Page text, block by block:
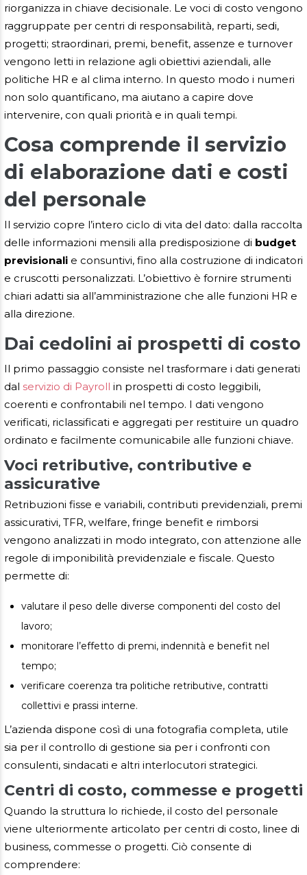
riorganizza in chiave decisionale. Le voci di costo vengono
raggruppate per centri di responsabilità, reparti, sedi,
progetti; straordinari, premi, benefit, assenze e turnover
vengono letti in relazione agli obiettivi aziendali, alle
politiche HR e al clima interno. In questo modo i numeri
non solo quantificano, ma aiutano a capire dove
intervenire, con quali priorità e in quali tempi.
Cosa comprende il servizio
di elaborazione dati e costi
del personale
Il servizio copre l’intero ciclo di vita del dato: dalla raccolta
delle informazioni mensili alla predisposizione di budget
previsionali e consuntivi, fino alla costruzione di indicatori
e cruscotti personalizzati. L’obiettivo è fornire strumenti
chiari adatti sia all’amministrazione che alle funzioni HR e
alla direzione.
Dai cedolini ai prospetti di costo
Il primo passaggio consiste nel trasformare i dati generati
dal servizio di Payroll in prospetti di costo leggibili,
coerenti e confrontabili nel tempo. I dati vengono
verificati, riclassificati e aggregati per restituire un quadro
ordinato e facilmente comunicabile alle funzioni chiave.
Voci retributive, contributive e
assicurative
Retribuzioni fisse e variabili, contributi previdenziali, premi
assicurativi, TFR, welfare, fringe benefit e rimborsi
vengono analizzati in modo integrato, con attenzione alle
regole di imponibilità previdenziale e fiscale. Questo
permette di:
valutare il peso delle diverse componenti del costo del
lavoro;
monitorare l’effetto di premi, indennità e benefit nel
tempo;
verificare coerenza tra politiche retributive, contratti
collettivi e prassi interne.
L’azienda dispone così di una fotografia completa, utile
sia per il controllo di gestione sia per i confronti con
consulenti, sindacati e altri interlocutori strategici.
Centri di costo, commesse e progetti
Quando la struttura lo richiede, il costo del personale
viene ulteriormente articolato per centri di costo, linee di
business, commesse o progetti. Ciò consente di
comprendere: